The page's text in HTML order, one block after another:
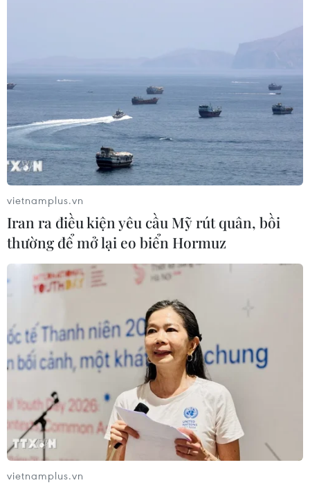
TIN CÙNG CHUYÊN MỤC
Truyền thông Hàn Quốc đánh giá
cao đội tuyển Việt Nam với chuỗi 22
vietnamplus.vn
Iran ra điều kiện yêu cầu Mỹ rút quân, bồi
thường để mở lại eo biển Hormuz
vietnamplus.vn